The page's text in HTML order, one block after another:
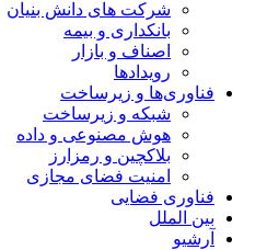
شرکت های دانش بنیان
بانکداری و بیمه
اصناف و بازار
رویدادها
فناوری‌ها و زیرساخت
شبکه و زیرساخت
هوش مصنوعی و داده
بلاکچین و رمزارز
امنیت فضای مجازی
فناوری فضایی
بین الملل
آرشیو